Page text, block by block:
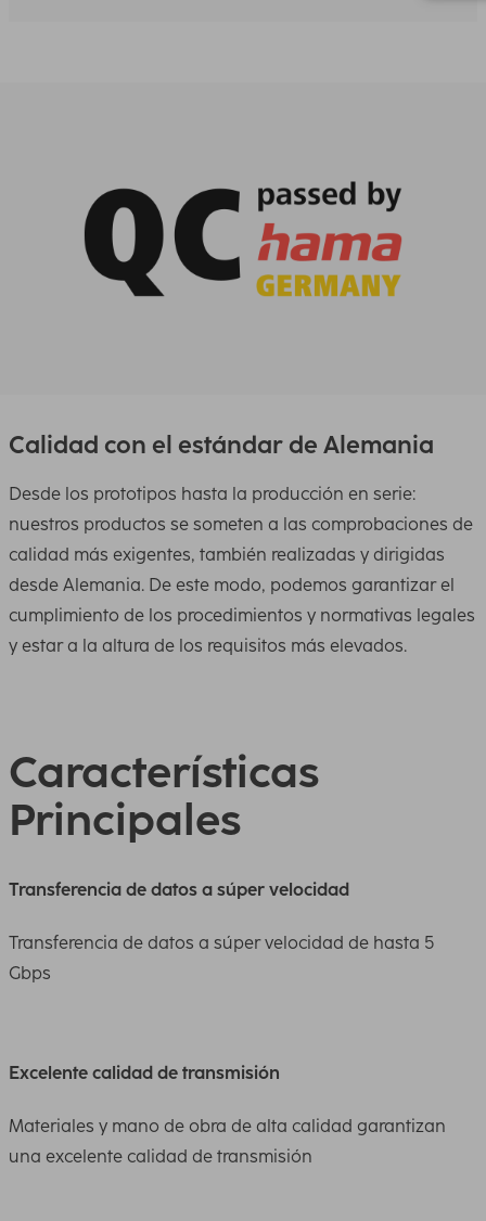
Calidad con el estándar de Alemania
Desde los prototipos hasta la producción en serie:
nuestros productos se someten a las comprobaciones de
calidad más exigentes, también realizadas y dirigidas
desde Alemania. De este modo, podemos garantizar el
cumplimiento de los procedimientos y normativas legales
y estar a la altura de los requisitos más elevados.
Características
Principales
Transferencia de datos a súper velocidad
Transferencia de datos a súper velocidad de hasta 5
Gbps
Excelente calidad de transmisión
Materiales y mano de obra de alta calidad garantizan
una excelente calidad de transmisión